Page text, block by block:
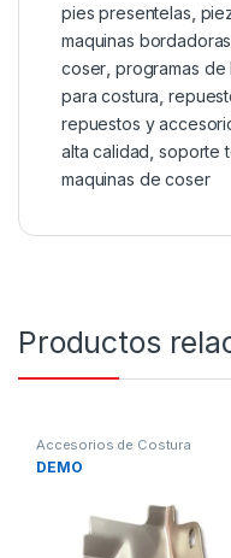
pies presentelas
maquinas bordadoras
coser ,programas de
para costura ,
repuestos y
alta calidad ,soporte
maquinas de coser
Productos
Accesorios de Costura
Maquinas de coser
DEMO